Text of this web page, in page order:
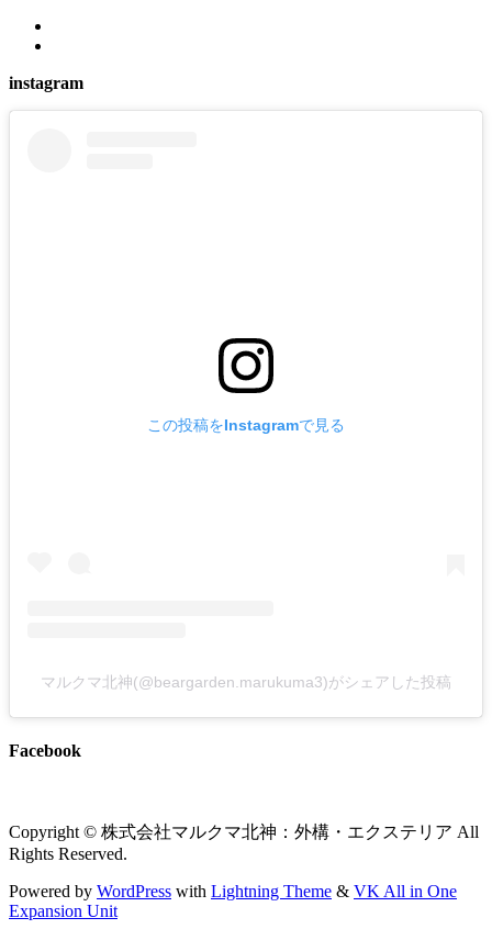
instagram
この投稿をInstagramで見る
マルクマ北神(@beargarden.marukuma3)がシェアした投稿
Facebook
Copyright © 株式会社マルクマ北神：外構・エクステリア All
Rights Reserved.
Powered by WordPress with Lightning Theme & VK All in One
Expansion Unit